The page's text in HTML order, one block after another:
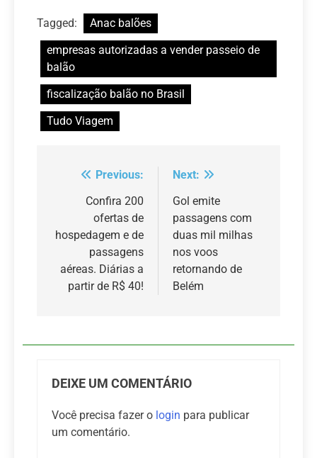
Tagged:
Anac balões
empresas autorizadas a vender passeio de
balão
fiscalização balão no Brasil
Tudo Viagem
Navegação
Post
Previous:
Confira 200
ofertas de
hospedagem e de
passagens
aéreas. Diárias a
partir de R$ 40!
Next:
Gol emite
passagens com
duas mil milhas
nos voos
retornando de
Belém
DEIXE UM COMENTÁRIO
Você precisa fazer o login para publicar
um comentário.